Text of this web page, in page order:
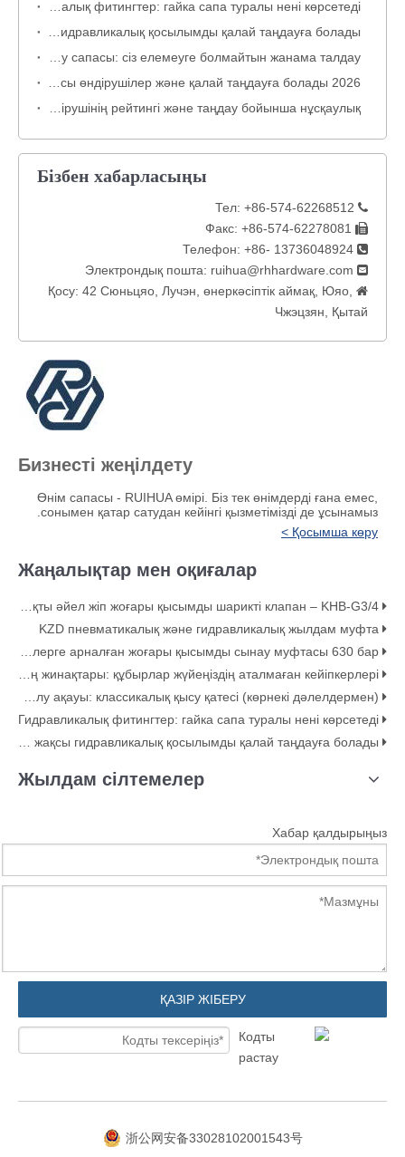
Бізбен хабарласыңы




ruihua@rhhardware.com

Қосу: 42 Сюньцяо, Лучэн, өнеркәсіптік аймақ, Юяо,
Чжэцзян, Қытай
Бизнесті жеңілдету
Өнім сапасы - RUIHUA өмірі. Біз тек өнімдерді ғана емес,
сонымен қатар сатудан кейінгі қызметімізді де ұсынамыз.
Қосымша көру >
Жаңалықтар мен оқиғалар
Көміртекті болаттан жасалған KHB 2 жақты әйел жіп жоғары қысымды шарикті клапан – KHB-G3/4
KZD пневматикалық және гидравликалық жылдам муфта
Гидравликалық жүйелерге арналған жоғары қысымды сынау муфтасы 630 бар
Құбыр қысқыштарының жинақтары: құбырлар жүйеңіздің аталмаған кейіпкерлері
Гидравликалық шлангтың тартылу ақауы: классикалық қысу қатесі (көрнекі дәлелдермен)
Гидравликалық фитингтер: гайка сапа туралы нені көрсетеді
ED және O-сақина бетті тығыздағыш арматура: Ең жақсы гидравликалық қосылымды қалай таңдауға болады
Жылдам сілтемелер
Хабар қалдырыңыз
ҚАЗІР ЖІБЕРУ
浙公网安备33028102001543号